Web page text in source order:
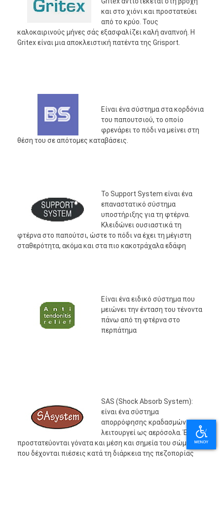
και στο χιόνι και προστατεύει
από το κρύο. Τους
καλοκαιρινούς μήνες σάς εξασφαλίζει καλή αναπνοή. Η
Gritex είναι μια αποκλειστική πατέντα της Grisport.
Είναι ένα σύστημα στα κορδόνια
του παπουτσιού, το οποίο
φρενάρει το πόδι να μείνει στη
θέση του σε απότομες καταβάσεις.
Το Support System είναι ένα
επαναστατικό σύστημα
υποστήριξης για τη φτέρνα.
Κλειδώνει ουσιαστικά τη
φτέρνα στο παπούτσι, ώστε το πόδι να έχει τη μέγιστη
σταθερότητα, ακόμα και στα πιο κακοτράχαλα εδάφη
Είναι ένα ειδικό σύστημα που
μειώνει την ένταση του τένοντα
πάνω από τη φτέρνα στο
περπάτημα
SAS (Shock Absorb System):
είναι ένα σύστημα
απορρόφησης κραδασμών που
λειτουργεί ως αερόσολα. Έτσι,
προστατεύονται γόνατα και μέση και σημεία του σώματος
που δέχονται πιέσεις κατά τη διάρκεια της πεζοπορίας